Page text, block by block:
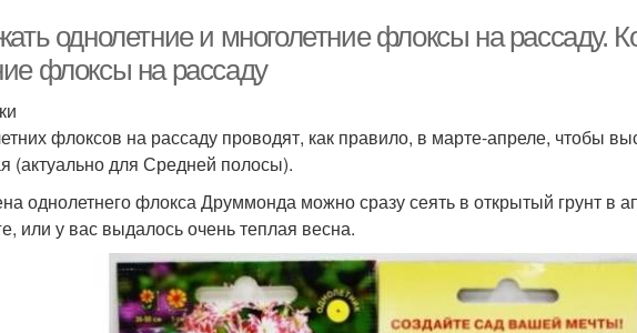
однолетние и многолетние флоксы на рассаду.
флоксы на рассаду
флоксов на рассаду проводят, как правило, в марте-апреле, чтобы
(актуально для Средней полосы).
однолетнего флокса Друммонда можно сразу сеять в открытый грунт в
или у вас выдалось очень теплая весна.